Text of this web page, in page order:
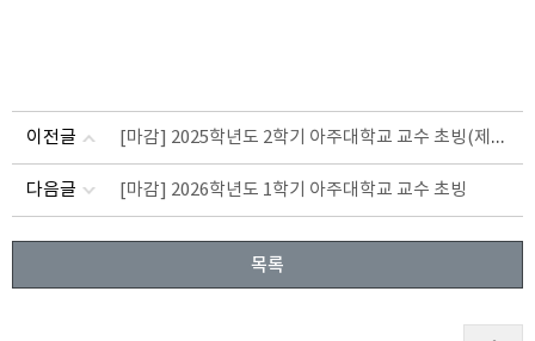
이전글 [마감] 2025학년도 2학기 아주대학교 교수 초빙(제2차)
다음글 [마감] 2026학년도 1학기 아주대학교 교수 초빙
목록